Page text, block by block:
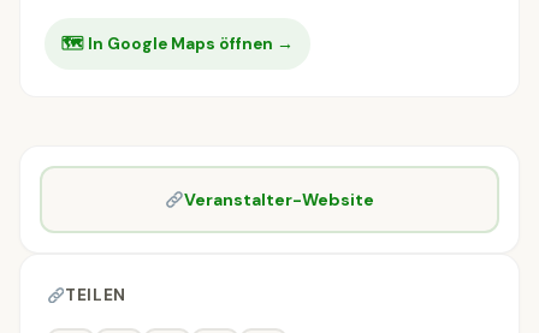
🗺 In Google Maps öffnen →
Veranstalter-Website
TEILEN